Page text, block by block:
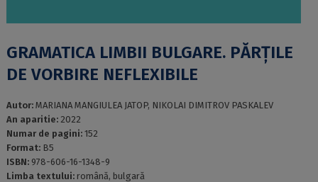
GRAMATICA LIMBII BULGARE. PĂRȚILE
DE VORBIRE NEFLEXIBILE
Autor: MARIANA MANGIULEA JATOP, NIKOLAI DIMITROV PASKALEV
An aparitie: 2022
Numar de pagini: 152
Format: B5
ISBN: 978-606-16-1348-9
Limba textului: română, bulgară